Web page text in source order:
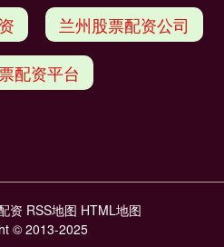
兰州股票配资公司
配资平台
资 RSS地图 HTML地图
© 2013-2025